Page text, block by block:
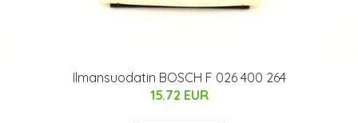
Ilmansuodatin BOSCH F 026 400 264
15.72 EUR